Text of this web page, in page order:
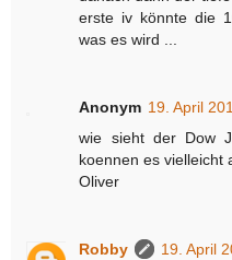
erste iv könnte die
was es wird ...
Anonym 19. April
wie sieht der Dow
koennen es vielleicht
Oliver
Robby
19. April